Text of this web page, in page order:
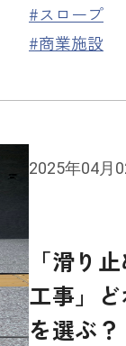
#スロープ
#商業施設
2025年04月
「滑り
工事」
を選ぶ